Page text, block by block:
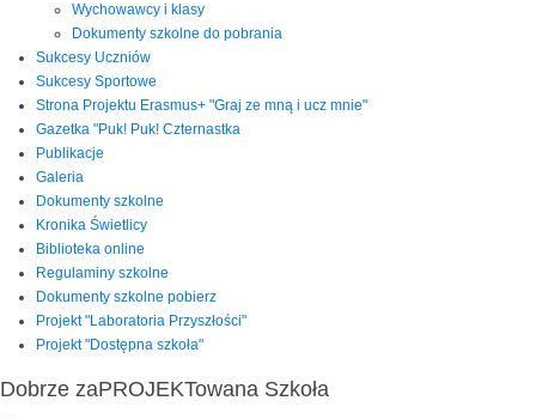
Wychowawcy i klasy
Dokumenty szkolne do pobrania
Sukcesy Uczniów
Sukcesy Sportowe
Strona Projektu Erasmus+ "Graj ze mną i ucz mnie"
Gazetka "Puk! Puk! Czternastka
Publikacje
Galeria
Dokumenty szkolne
Kronika Świetlicy
Biblioteka online
Regulaminy szkolne
Dokumenty szkolne pobierz
Projekt "Laboratoria Przyszłości"
Projekt "Dostępna szkoła"
Dobrze zaPROJEKTowana Szkoła